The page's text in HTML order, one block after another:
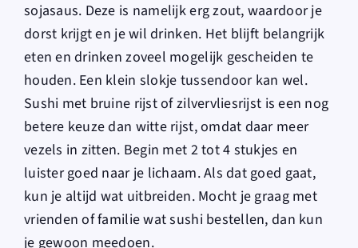
sojasaus. Deze is namelijk erg zout, waardoor je
dorst krijgt en je wil drinken. Het blijft belangrijk
eten en drinken zoveel mogelijk gescheiden te
houden. Een klein slokje tussendoor kan wel.
Sushi met bruine rijst of zilvervliesrijst is een nog
betere keuze dan witte rijst, omdat daar meer
vezels in zitten. Begin met 2 tot 4 stukjes en
luister goed naar je lichaam. Als dat goed gaat,
kun je altijd wat uitbreiden. Mocht je graag met
vrienden of familie wat sushi bestellen, dan kun
je gewoon meedoen.